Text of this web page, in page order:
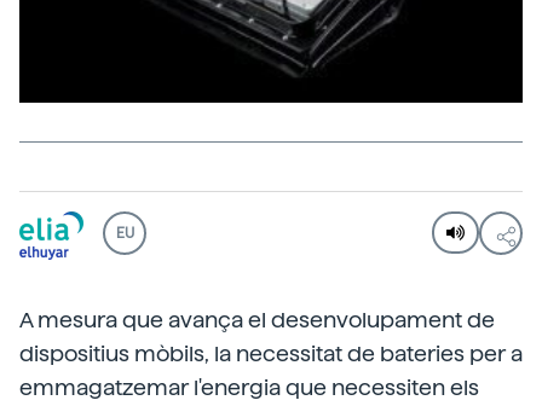
EU
A mesura que avança el desenvolupament de
dispositius mòbils, la necessitat de bateries per a
emmagatzemar l'energia que necessiten els